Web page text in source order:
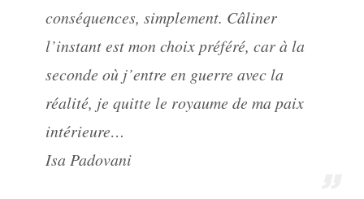
conséquences, simplement. Câliner
l’instant est mon choix préféré, car à la
seconde où j’entre en guerre avec la
réalité, je quitte le royaume de ma paix
intérieure…
Isa Padovani